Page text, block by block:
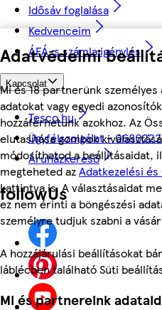
Adatvédelmi
Mi és 18 partnerünk
adatokat vagy egyedi
hozzáférhetünk azokhoz. Az
elutasítása gombok
módosíthatod a beállításaidat,
megteheted azAdatkezelési
kattintva is. A választásaidat
ez nem érinti a böngészési
személyre tudjuk szabni a
A hozzájárulási beállításokat
láblécben található Süti
Mi és partnereink
Idősáv foglalása
Kedvenceim
ÁFÁ-s számla igénylés
Kapcsolat
Tesco.hu
Ügyfélszolgálat -
Áruházkereső
followUs